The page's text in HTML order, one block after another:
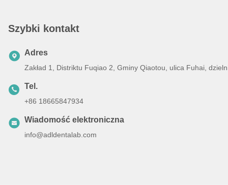
Szybki kontakt
Adres
Zakład 1, Distriktu Fuqiao 2, Gminy Qiaotou, ulica Fuhai,
Tel.
+86 18665847934
Wiadomość elektroniczna
info@adldentalab.com